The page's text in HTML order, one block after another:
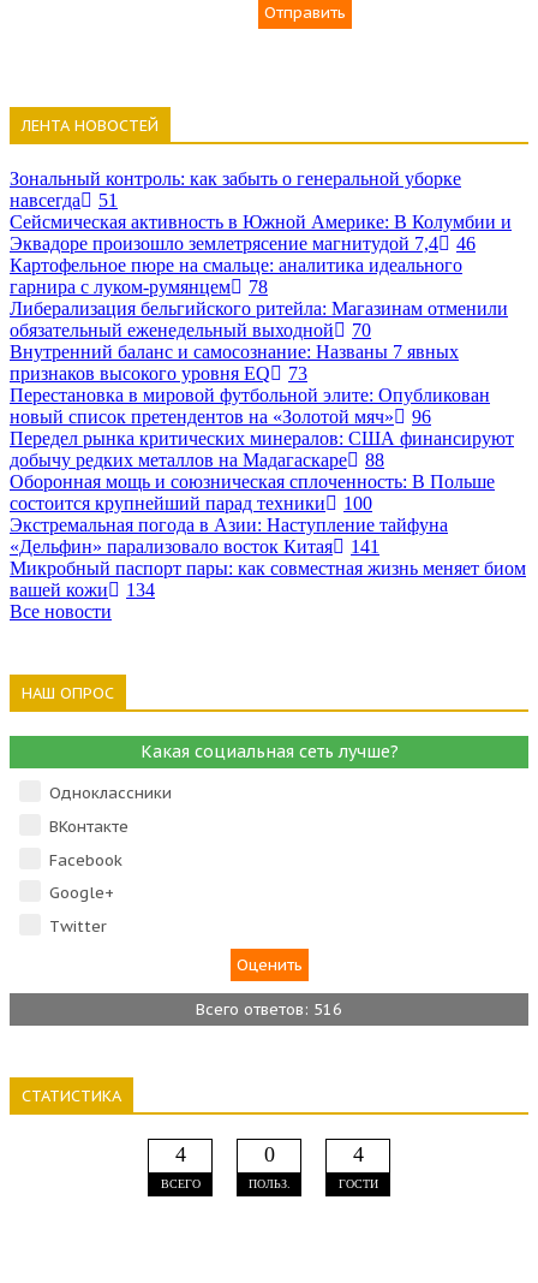
Отправить
ЛЕНТА НОВОСТЕЙ
Зональный контроль: как забыть о генеральной уборке
навсегда
51
Сейсмическая активность в Южной Америке: В Колумбии и
Эквадоре произошло землетрясение магнитудой 7,4
46
Картофельное пюре на смальце: аналитика идеального
гарнира с луком-румянцем
78
Либерализация бельгийского ритейла: Магазинам отменили
обязательный еженедельный выходной
70
Внутренний баланс и самосознание: Названы 7 явных
признаков высокого уровня EQ
73
Перестановка в мировой футбольной элите: Опубликован
новый список претендентов на «Золотой мяч»
96
Передел рынка критических минералов: США финансируют
добычу редких металлов на Мадагаскаре
88
Оборонная мощь и союзническая сплоченность: В Польше
состоится крупнейший парад техники
100
Экстремальная погода в Азии: Наступление тайфуна
«Дельфин» парализовало восток Китая
141
Микробный паспорт пары: как совместная жизнь меняет биом
вашей кожи
134
Все новости
НАШ ОПРОС
Какая социальная сеть лучше?
Одноклассники
ВКонтакте
Facebook
Google+
Тwitter
Всего ответов: 516
СТАТИСТИКА
4
ВСЕГО
0
ПОЛЬЗ.
4
ГОСТИ